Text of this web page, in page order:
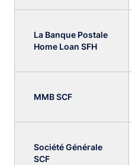
La Banque Postale
Home Loan SFH
MMB SCF
Société Générale
SCF